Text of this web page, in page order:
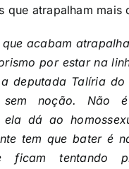
que atrapalham mais
que acabam
por estar na
deputada Talíria do
sem noção. Não
ela dá ao
tem que bater é
ficam tentando